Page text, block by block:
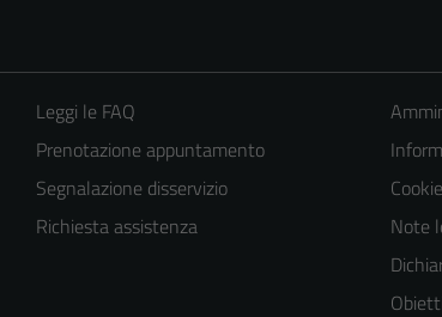
Leggi le FAQ
Prenotazione appuntamento
Segnalazione disservizio
Richiesta assistenza
Note